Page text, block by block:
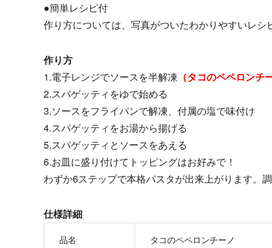
●簡単レシピ付
作り方については、写真がついたわかりやすいレシ
作り方
1.電子レンジでソースを半解凍 （タコのペペロン
2.スパゲッティをゆで始める
3.ソースをフライパンで解凍、付属の塩で味付け
4.スパゲッティをお湯から揚げる
5.スパゲッティとソースをあえる
6.お皿に盛り付けてトッピングはお好みで！
わずか6ステップで本格パスタが出来上がります。
仕様詳細
品名 タコのペペロンチーノ